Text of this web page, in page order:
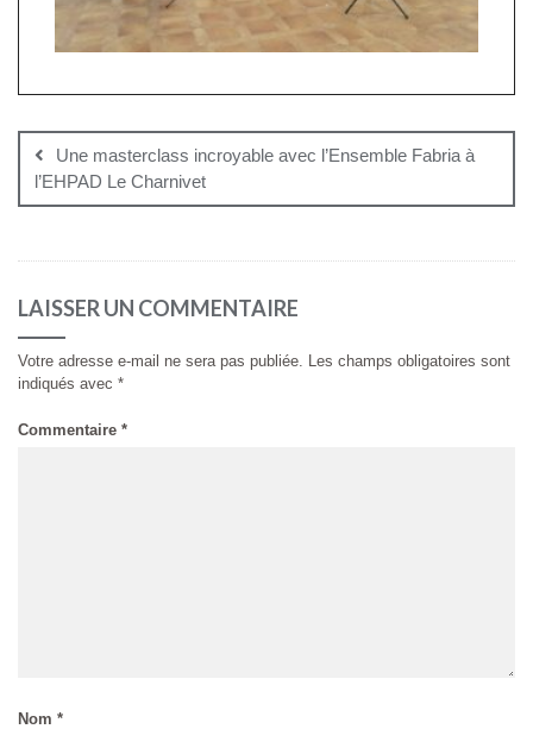
de
l’article
Une masterclass incroyable avec l’Ensemble Fabria à
l’EHPAD Le Charnivet
LAISSER UN COMMENTAIRE
Votre adresse e-mail ne sera pas publiée.
Les champs obligatoires sont
indiqués avec *
Commentaire *
Nom *